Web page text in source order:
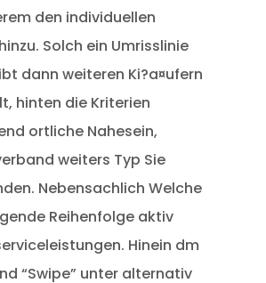
den individuellen
Solch ein Umrisslinie
dann weiteren Ki?a¤ufern
hinten die Kriterien
ortliche Nahesein,
weiters Typ Sie
Nebensachlich Welche
Reihenfolge aktiv
Hinein dm
“Swipe” unter alternativ